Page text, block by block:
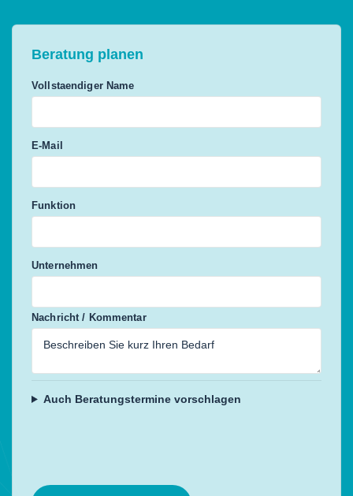
Beratung planen
Vollstaendiger Name
E-Mail
Funktion
Unternehmen
Nachricht / Kommentar
Auch Beratungstermine vorschlagen